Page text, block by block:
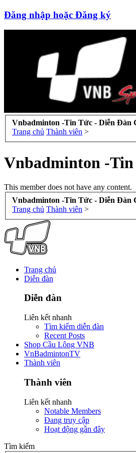
Đăng nhập hoặc Đăng ký
Vnbadminton -Tin Tức - Diễn Đàn
Trang chủ Thành viên >
Vnbadminton -
This member does not have any content.
Vnbadminton -Tin Tức - Diễn Đàn
Trang chủ Thành viên >
Trang chủ
Diễn đàn
Diễn đàn
Liên kết nhanh
Tìm kiếm diễn đàn
Recent Posts
Shop Cầu Lông VNB
VnBadmintonTV
Thành viên
Thành viên
Liên kết nhanh
Notable Members
Đang truy cập
Hoạt động gần đây
Tìm kiếm